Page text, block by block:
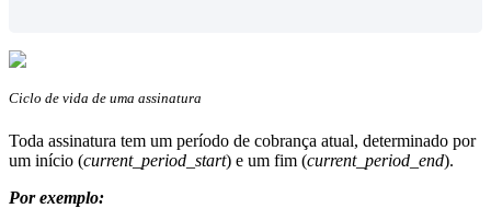
Ciclo de vida de uma assinatura
Toda assinatura tem um período de cobrança atual, determinado por
um início (current_period_start) e um fim (current_period_end).
Por exemplo: